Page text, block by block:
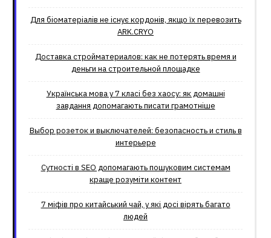
Для біоматеріалів не існує кордонів, якщо їх перевозить
ARK.CRYO
Доставка стройматериалов: как не потерять время и
деньги на строительной площадке
Українська мова у 7 класі без хаосу: як домашні
завдання допомагають писати грамотніше
Выбор розеток и выключателей: безопасность и стиль в
интерьере
Сутності в SEO допомагають пошуковим системам
краще розуміти контент
7 міфів про китайський чай, у які досі вірять багато
людей